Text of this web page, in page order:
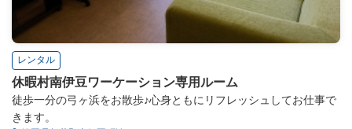
レンタル
休暇村南伊豆ワーケーション専用ルーム
徒歩一分の弓ヶ浜をお散歩♪心身ともにリフレッシュしてお仕事で
きます。